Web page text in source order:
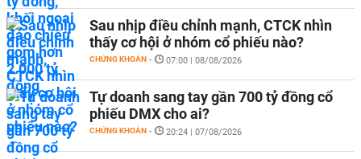
Sau nhịp điều chỉnh mạnh, CTCK nhìn
thấy cơ hội ở nhóm cổ phiếu nào?
CHỨNG KHOÁN - 07:00 | 08/08/2026
Tự doanh sang tay gần 700 tỷ đồng cổ
phiếu DMX cho ai?
CHỨNG KHOÁN - 20:24 | 07/08/2026